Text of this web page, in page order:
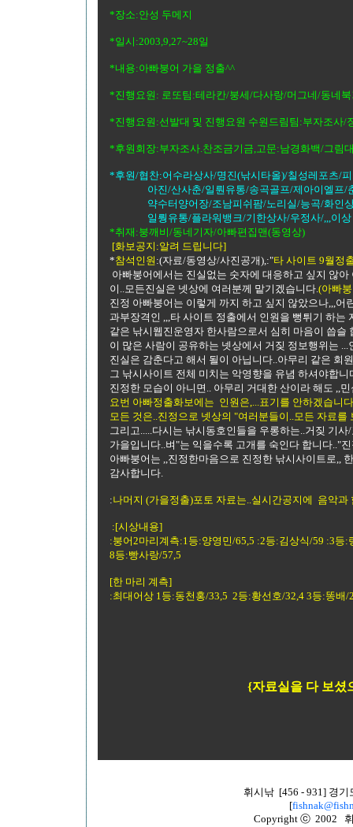
*장소:안성 두메지
*일시:2003,9,27~28일
*내용:아빠붕어 가을 정출^^
*진행요원: 로또팀:테라칸/붕세/다사랑/머그네/동네
*진행요원:선발대 및 진행요원 수원드림팀:부자조사/
*후원회장:부자조사.찬조금기금,고문:남경화백/그림
*후원/협찬:어수라상사/명진(낚시타올)/칠성레포츠/
아진/산사춘/일뤈유통/송곡골프/제아이엘프/춘
약수터양어장/조남피쉬팜/노리실/능곡/화인상
일뤙유통/플라워뱅크/기한상사/우정사/,,,이상
*취재:붕깨비/동네기자/아빠편집맨(동영상)
[화보공지:알려 드립니다]
*참석인원 :(자료/동영상/사진공개),:"타 사이트 9월정
아빠붕어에서는 진실없는 숫자에 대응하고 싶지 않
이..모든진실은 넷상에 여러분께 맡기겠습니다.(아빠
진정 아빠붕어는 이렇게 까지 하고 싶지 않았으나,,,어
과부장격인 ,,,타 사이트 정출에서 인원을 뻥튀기 하는
같은 낚시웹진운영자 한사람으로서 심히 마음이 씁슬
이 많은 사람이 공유하는 넷상에서 거짖 정보행위는
진실은 감춘다고 해서 될이 아닙니다..아무리 같은 회
그 낚시사이트 전체 미치는 악영향을 유념 하셔야합니
진정한 모습이 아니면.. 아무리 거대한 산이라 해도 ,,
요번 아빠정출화보에는 인원은,...표기를 안하겠습니
모든 것은..진정으로 넷상의 "여러분들이..모든 자료를
그리고.....다시는 낚시동호인들을 우롱하는..거짖 기
가을입니다..벼"는 익을수록 고개를 숙인다 합니다.."
아빠붕어는 ,,진정한마음으로 진정한 낚시사이트로,,
감사합니다.
:나머지 (가을정출)포토 자료는..실시간공지에 음악과
:[시상내용]
:붕어2마리계측:1등:양영민/65,5 :2등:김상식/59 :3등
8등:빵사랑/57,5
[한 마리 계측]
:최대어상 1등:동천홍/33,5 2등:황선호/32,4 3등:똥배/
{자료실을 다 보셨
휘시낚 [456 - 931] 경
[
Copyright ⓒ 2002